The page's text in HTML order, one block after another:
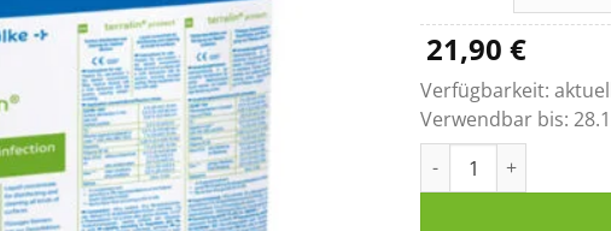
21,90 €
Verfügbarkeit:
Verwendbar bis: